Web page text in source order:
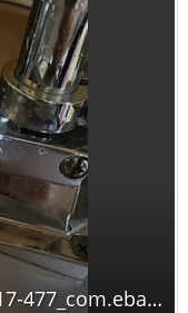
Screenshot_2024-11-14-09-41-17-477_com.ebay.kleinanzeigen-edit.jpg